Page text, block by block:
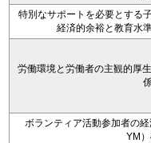
特別なサポートを必要とする
経済的余裕と教育水
労働環境と労働者の主観的厚
ボランティア活動参加者の
YM